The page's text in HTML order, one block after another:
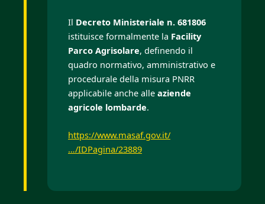
Il Decreto Ministeriale n. 681806
istituisce formalmente la Facility
Parco Agrisolare, definendo il
quadro normativo, amministrativo e
procedurale della misura PNRR
applicabile anche alle aziende
agricole lombarde.
https://www.masaf.gov.it/
…/IDPagina/23889